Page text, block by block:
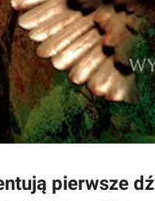
pierwsze